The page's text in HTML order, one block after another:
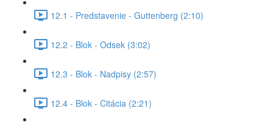
12.1 - Predstavenie - Guttenberg (2:10)
12.2 - Blok - Odsek (3:02)
12.3 - Blok - Nadpisy (2:57)
12.4 - Blok - Citácia (2:21)